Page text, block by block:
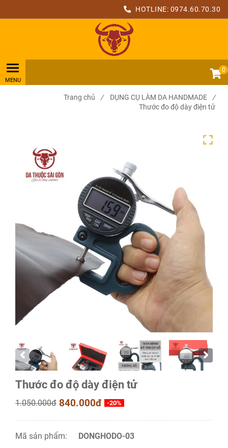
HOTLINE: 0974.60.70.30
0
Trang chủ / DỤNG CỤ LÀM DA HANDMADE
/
Thước đo độ dày điện tử
Thước đo độ dày điện tử
1.050.000đ 840.000đ -20%
Mã sản phẩm: DONGHODO-03